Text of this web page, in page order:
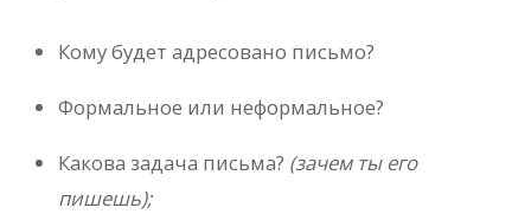
Кому будет адресовано письмо?
Формальное или неформальное?
Какова задача письма? (зачем ты его
пишешь);